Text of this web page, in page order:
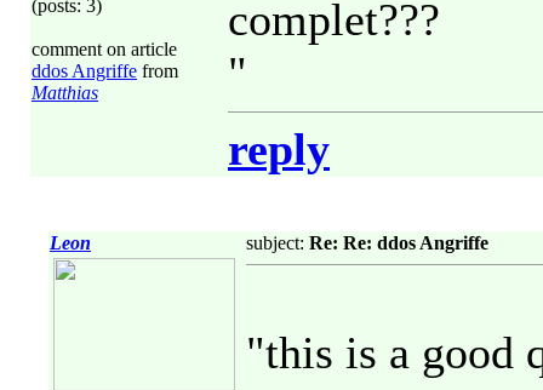
(posts: 3)
comment on article
ddos Angriffe from
Matthias
complet???
"
reply
Leon subject: Re: Re: ddos Angriffe
"this is a good